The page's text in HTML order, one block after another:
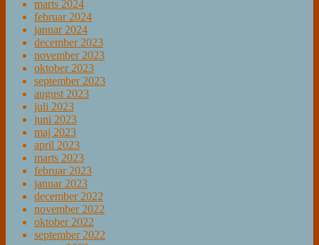
marts 2024
februar 2024
januar 2024
december 2023
november 2023
oktober 2023
september 2023
august 2023
juli 2023
juni 2023
maj 2023
april 2023
marts 2023
februar 2023
januar 2023
december 2022
november 2022
oktober 2022
september 2022